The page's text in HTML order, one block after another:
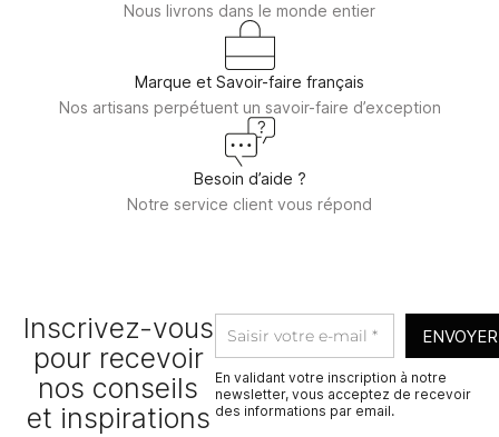
Nous livrons dans le monde entier
Marque et Savoir-faire français
Nos artisans perpétuent un savoir-faire d’exception
Besoin d’aide ?
Notre service client vous répond
Inscrivez-vous
pour recevoir
nos conseils
et inspirations
En validant votre inscription à notre
newsletter, vous acceptez de recevoir
des informations par email.
ENVOYER